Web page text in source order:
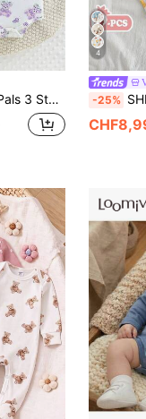
Geeignet für Outdoor & Indoor Lässig, Frühling/Sommer
4
-25% SHEIN Vintaside Kids 4